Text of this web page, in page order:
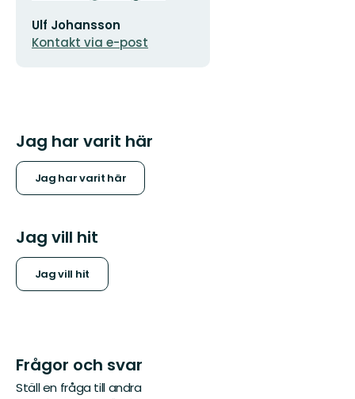
postadress
Ulf Johansson
Kontakt via e-post
Jag har varit här
Jag har varit här
Jag vill hit
Jag vill hit
Frågor och svar
Ställ en fråga till andra